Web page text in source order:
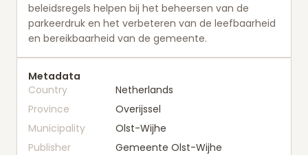
beleidsregels helpen bij het beheersen van de
parkeerdruk en het verbeteren van de leefbaarheid
en bereikbaarheid van de gemeente.
Metadata
Country
Netherlands
Province
Overijssel
Municipality
Olst-Wijhe
Publisher
Gemeente Olst-Wijhe